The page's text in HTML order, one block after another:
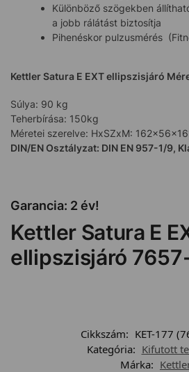
Különböző szögekben
a jobb rálátást biztosítja
Pihenéskor pulzusmérés
Kettler Satura E EXT ellipszisjáró
Súlya: 90 kg
Teherbírása: 150kg
Méretei szerelve: HxSZxM:
DIN/EN Osztályzat: DIN EN 957-1/9,
Garancia: 2 év!
Kettler Satura E
ellipszisjáró
Cikkszám: KET-177
Kategória: Kifutott
Márka: